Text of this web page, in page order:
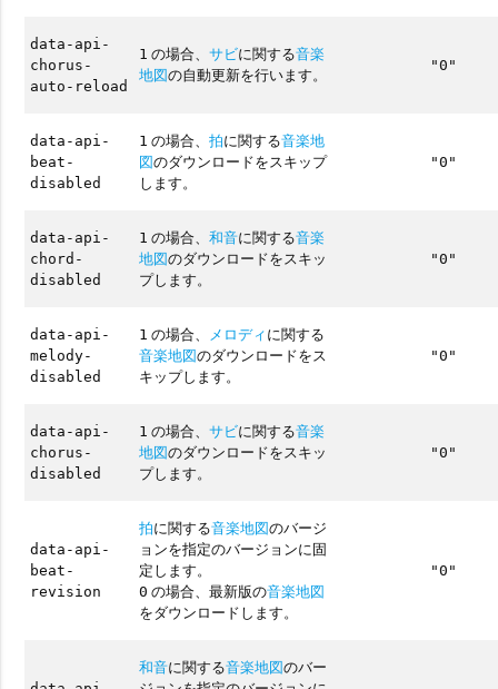
data-api-
chorus-
auto-reload
1 の場合、サビに関する音楽
地図の自動更新を行います。
"0"
data-api-
beat-
disabled
1 の場合、拍に関する音楽地
図のダウンロードをスキップ
します。
"0"
data-api-
chord-
disabled
1 の場合、和音に関する音楽
地図のダウンロードをスキッ
プします。
"0"
data-api-
melody-
disabled
1 の場合、 メロディに関する
音楽地図のダウンロードをス
キップします。
"0"
data-api-
chorus-
disabled
1 の場合、サビに関する音楽
地図のダウンロードをスキッ
プします。
"0"
data-api-
beat-
revision
拍に関する音楽地図のバージ
ョンを指定のバージョンに固
定します。
0 の場合、最新版の音楽地図
をダウンロードします。
"0"
和音に関する音楽地図のバー